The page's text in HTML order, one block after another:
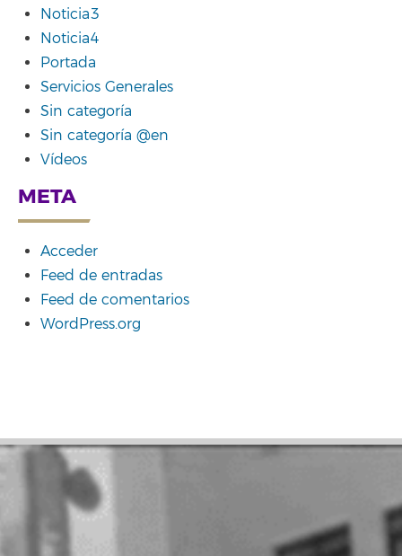
Noticia3
Noticia4
Portada
Servicios Generales
Sin categoría
Sin categoría @en
Vídeos
META
Acceder
Feed de entradas
Feed de comentarios
WordPress.org